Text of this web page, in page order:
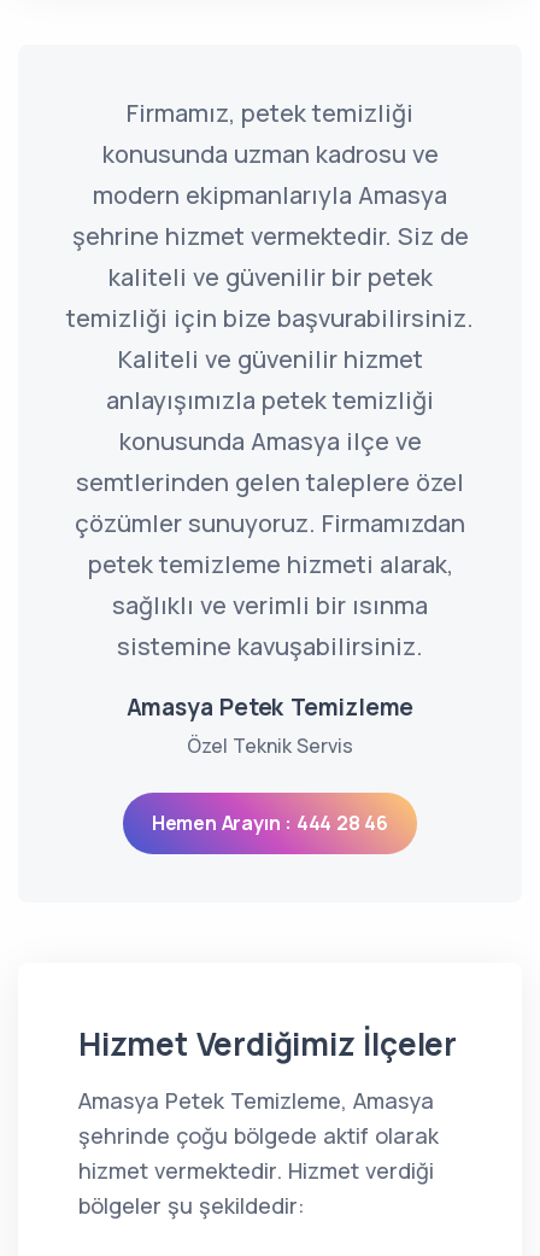
Firmamız, petek temizliği
konusunda uzman kadrosu ve
modern ekipmanlarıyla Amasya
şehrine hizmet vermektedir. Siz de
kaliteli ve güvenilir bir petek
temizliği için bize başvurabilirsiniz.
Kaliteli ve güvenilir hizmet
anlayışımızla petek temizliği
konusunda Amasya ilçe ve
semtlerinden gelen taleplere özel
çözümler sunuyoruz. Firmamızdan
petek temizleme hizmeti alarak,
sağlıklı ve verimli bir ısınma
sistemine kavuşabilirsiniz.
Amasya Petek Temizleme
Özel Teknik Servis
Hemen Arayın : 444 28 46
Hizmet Verdiğimiz İlçeler
Amasya Petek Temizleme, Amasya
şehrinde çoğu bölgede aktif olarak
hizmet vermektedir. Hizmet verdiği
bölgeler şu şekildedir: